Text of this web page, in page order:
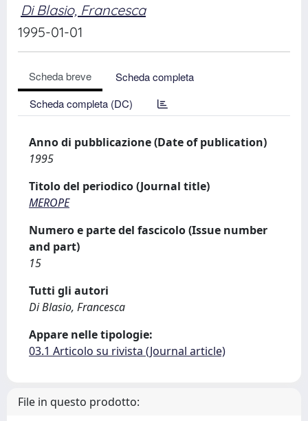
Di Blasio, Francesca
1995-01-01
Scheda breve
Scheda completa
Scheda completa (DC)
Anno di pubblicazione (Date of publication)
1995
Titolo del periodico (Journal title)
MEROPE
Numero e parte del fascicolo (Issue number
and part)
15
Tutti gli autori
Di Blasio, Francesca
Appare nelle tipologie:
03.1 Articolo su rivista (Journal article)
File in questo prodotto: